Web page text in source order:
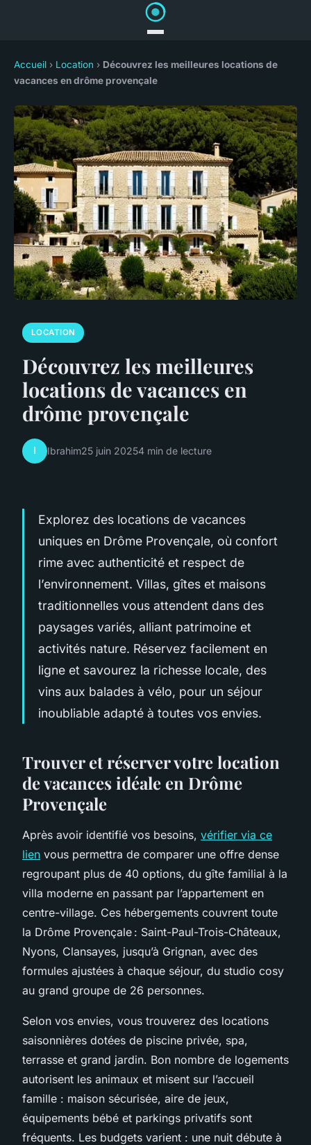
Accueil › Location › Découvrez les meilleures locations de
vacances en drôme provençale
LOCATION
Découvrez les meilleures
locations de vacances en
drôme provençale
I Ibrahim25 juin 20254 min de lecture
Explorez des locations de vacances
uniques en Drôme Provençale, où confort
rime avec authenticité et respect de
l’environnement. Villas, gîtes et maisons
traditionnelles vous attendent dans des
paysages variés, alliant patrimoine et
activités nature. Réservez facilement en
ligne et savourez la richesse locale, des
vins aux balades à vélo, pour un séjour
inoubliable adapté à toutes vos envies.
Trouver et réserver votre location
de vacances idéale en Drôme
Provençale
Après avoir identifié vos besoins, vérifier via ce
lien vous permettra de comparer une offre dense
regroupant plus de 40 options, du gîte familial à la
villa moderne en passant par l’appartement en
centre-village. Ces hébergements couvrent toute
la Drôme Provençale : Saint-Paul-Trois-Châteaux,
Nyons, Clansayes, jusqu’à Grignan, avec des
formules ajustées à chaque séjour, du studio cosy
au grand groupe de 26 personnes.
Selon vos envies, vous trouverez des locations
saisonnières dotées de piscine privée, spa,
terrasse et grand jardin. Bon nombre de logements
autorisent les animaux et misent sur l’accueil
famille : maison sécurisée, aire de jeux,
équipements bébé et parkings privatifs sont
fréquents. Les budgets varient : une nuit débute à